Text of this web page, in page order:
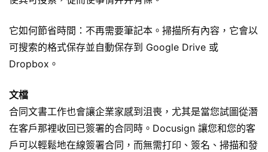
它如何節省時間：不再需要筆記本 。掃描所有內容，它會以
可搜索的格式保存並自動保存到 Google Drive 或
Dropbox。
文檔
合同文書工作也會讓企業家感到沮喪，尤其是當您試圖從潛
在客戶那裡收回已簽署的合同時。Docusign 讓您和您的客
戶可以輕鬆地在線簽署合同，而無需打印、簽名、掃描和發